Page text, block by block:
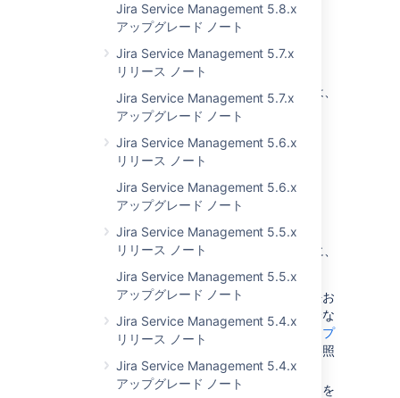
Jira Service Management 5.8.x
アップグレード ノート
Jira Service Management 5.7.x
リリース ノート
Jira Service Management 5.7.x
アップグレード ノート
Jira Service Management 5.6.x
リリース ノート
Jira Service Management 5.6.x
アップグレード ノート
Jira Service Management 5.5.x
リリース ノート
Jira Service Management 5.5.x
アップグレード ノート
Jira Service Management 5.4.x
リリース ノート
Jira Service Management 5.4.x
アップグレード ノート
アプリ開発者向けの情
アプリに関するすべての重要な変更については、
Jira 9.2 への準備 」を参照してください。
アップグレード手順
最新のバージョンにアップグレードするために、
次の資料を活用できます。
利用可能なすべてのアップグレード方法お
よびアップグレード前の手順を含む完全な
アップグレード手順について、「
Jira アプ
リケーションのアップグレード
」をご参照
ください。
ご自身の環境に合わせたアップグレードを